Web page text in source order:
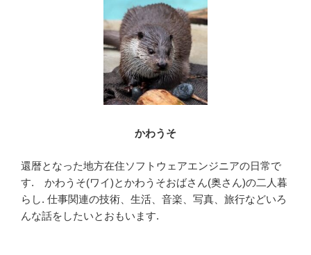
かわうそ
還暦となった地方在住ソフトウェアエンジニアの日常で
す. かわうそ(ワイ)とかわうそおばさん(奥さん)の二人暮
らし. 仕事関連の技術、生活、音楽、写真、旅行などいろ
んな話をしたいとおもいます.